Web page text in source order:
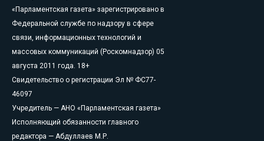
«Парламентская газета» зарегистрировано в
Федеральной службе по надзору в сфере
связи, информационных технологий и
массовых коммуникаций (Роскомнадзор) 05
августа 2011 года. 18+
Свидетельство о регистрации Эл № ФС77-
46097
Учредитель — АНО «Парламентская газета»
Исполняющий обязанности главного
редактора — Абдуллаев М.Р.